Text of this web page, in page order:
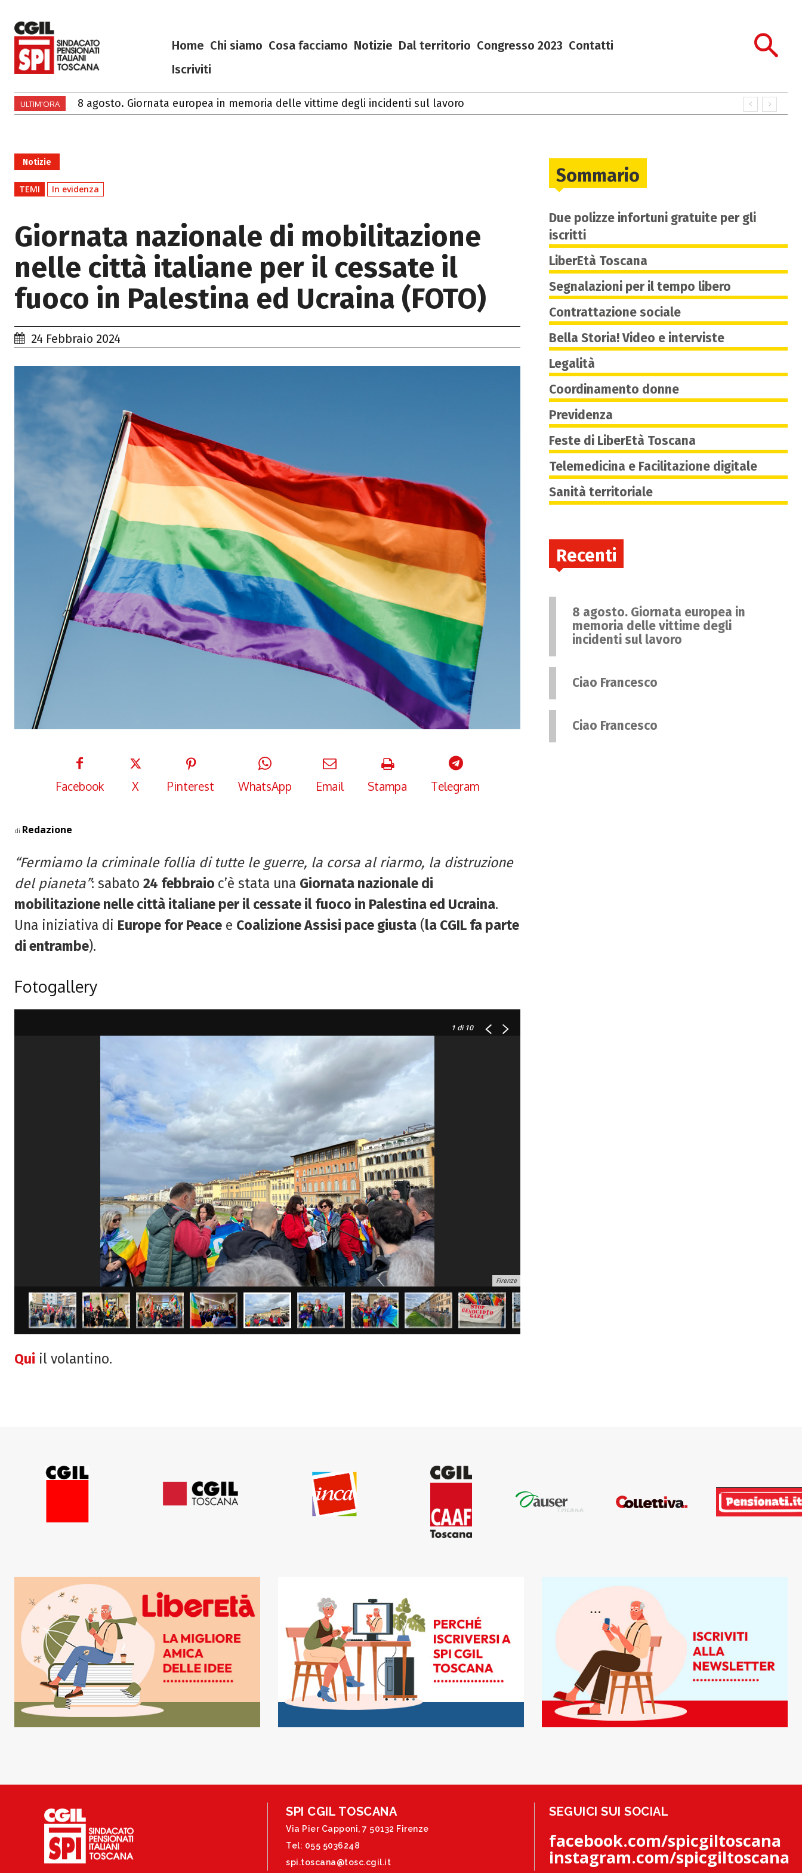
Home Chi siamo Cosa facciamo Notizie Dal territorio Congresso 2023 Contatti
Iscriviti
ULTIM'ORA 8 agosto. Giornata europea in memoria delle vittime degli incidenti sul lavoro
Ciao Francesco
Notizie
TEMI In evidenza
Giornata nazionale di mobilitazione
nelle città italiane per il cessate il
fuoco in Palestina ed Ucraina (FOTO)
24 Febbraio 2024
Facebook X Pinterest WhatsApp Email Stampa Telegram
di Redazione
“Fermiamo la criminale follia di tutte le guerre, la corsa al riarmo, la distruzione
del pianeta”: sabato 24 febbraio c’è stata una Giornata nazionale di
mobilitazione nelle città italiane per il cessate il fuoco in Palestina ed Ucraina.
Una iniziativa di Europe for Peace e Coalizione Assisi pace giusta (la CGIL fa parte
di entrambe).
Fotogallery
1 di 10
Firenze
Qui il volantino.
Sommario
Due polizze infortuni gratuite per gli
iscritti
LiberEtà Toscana
Segnalazioni per il tempo libero
Contrattazione sociale
Bella Storia! Video e interviste
Legalità
Coordinamento donne
Previdenza
Feste di LiberEtà Toscana
Telemedicina e Facilitazione digitale
Sanità territoriale
Recenti
8 agosto. Giornata europea in
memoria delle vittime degli
incidenti sul lavoro
Ciao Francesco
Ciao Francesco
SPI CGIL TOSCANA
Via Pier Capponi, 7 50132 Firenze
Tel: 055 5036248
spi.toscana@tosc.cgil.it
SEGUICI SUI SOCIAL
facebook.com/spicgiltoscana
instagram.com/spicgiltoscana